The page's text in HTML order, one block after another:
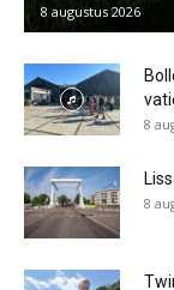
8 augustus 2026
8
8